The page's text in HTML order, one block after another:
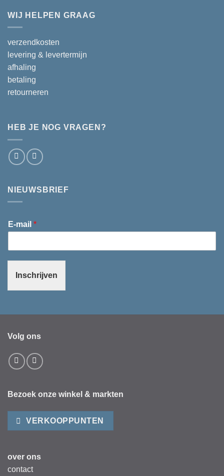
WIJ HELPEN GRAAG
verzendkosten
levering & levertermijn
afhaling
betaling
retourneren
HEB JE NOG VRAGEN?
NIEUWSBRIEF
E-mail *
Inschrijven
Volg ons
Bezoek onze winkel & markten
VERKOOPPUNTEN
over ons
contact